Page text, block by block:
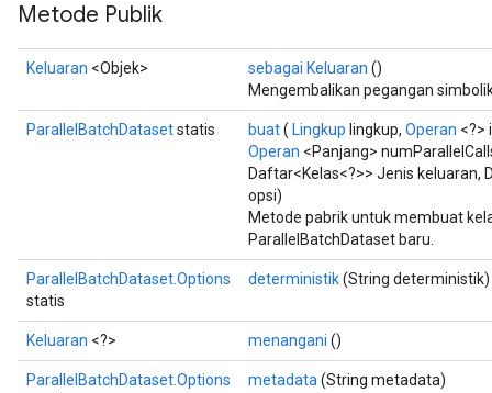
Metode Publik
Keluaran <Objek> sebagai Keluaran ()
Mengembalikan pegangan
ParallelBatchDatasetstatis buat( Lingkup lingkup, Operan <?>
Operan <Panjang>
Daftar<Kelas<?>> Jenis keluaran,
opsi)
Metode pabrik untuk membuat
ParallelBatchDataset baru.
ParallelBatchDataset.Options
statis
deterministik(String deterministik)
Keluaran <?> menangani ()
ParallelBatchDataset.Options
metadata (String metadata)